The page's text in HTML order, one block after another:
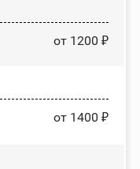
от 1200 ₽
от 1400 ₽